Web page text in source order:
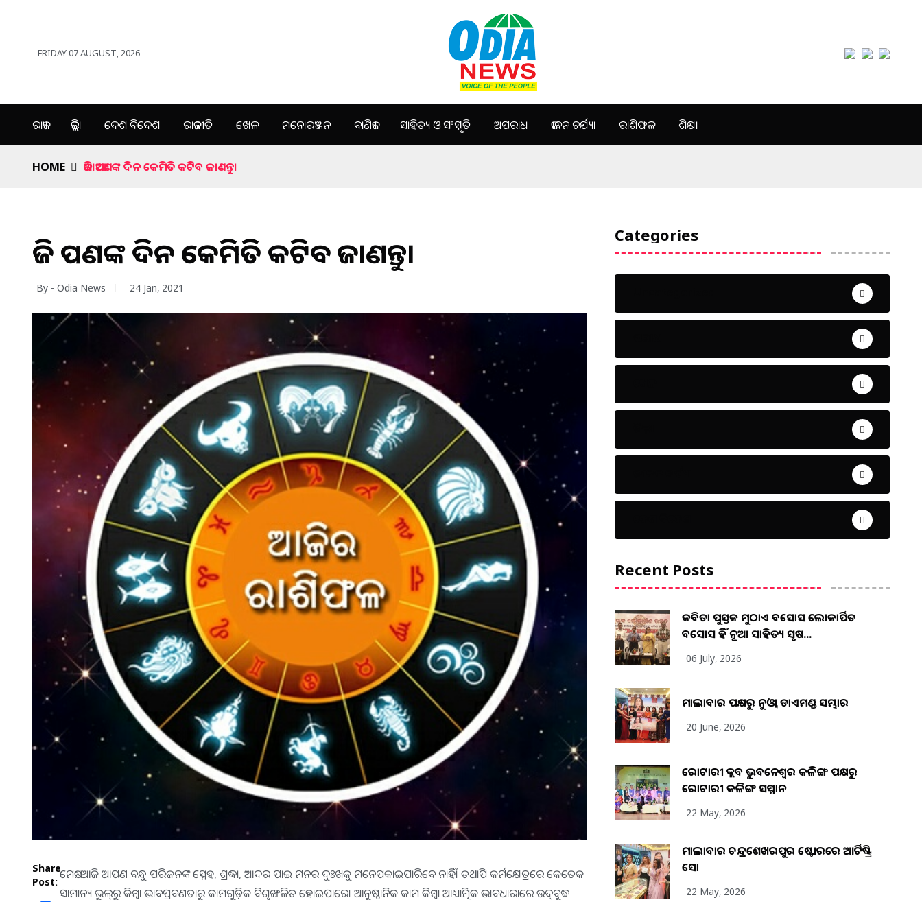
FRIDAY 07 AUGUST, 2026
ରାଜ୍ୟ ଜିଲ୍ଲା ଦେଶ ବିଦେଶ ରାଜନୀତି ଖେଳ ମନୋରଞ୍ଜନ ବାଣିଜ୍ୟ ସାହିତ୍ୟ ଓ ସଂସ୍କୃତି ଅପରାଧ ଜୀବନ ଚର୍ଯ୍ୟା ରାଶିଫଳ ଶିକ୍ଷା
HOME ଆଜି ଆପଣଙ୍କ ଦିନ କେମିତି କଟିବ ଜାଣନ୍ତୁ।
ଆଜି ଆପଣଙ୍କ ଦିନ କେମିତି କଟିବ ଜାଣନ୍ତୁ।
By - Odia News 24 Jan, 2021
Share
Post:
ମେଷ:-ଆଜି ଆପଣ ବନ୍ଧୁ ପରିଜନଙ୍କ ସ୍ନେହ, ଶ୍ରଦ୍ଧା, ଆଦର ପାଇ ମନର ଦୁଃଖକୁ ମନେପକାଇପାରିବେ ନାହିଁ। ତଥାପି କର୍ମକ୍ଷେତ୍ରରେ କେତେକ
ସାମାନ୍ୟ ଭୁଲ୍‌ରୁ କିମ୍ବା ଭାବପ୍ରବଣତାରୁ କାମଗୁଡ଼ିକ ବିଶୃଙ୍ଖଳିତ ହୋଇପାରେ। ଆନୁଷ୍ଠାନିକ କାମ କିମ୍ବା ଆଧ୍ୟାତ୍ମିକ ଭାବଧାରାରେ ଉଦ୍‌ବୁଦ୍ଧ
Categories
Recent Posts
କବିତା ପୁସ୍ତକ ମୁଠାଏ ଅବସୋସ ଲୋକାର୍ପିତ
ଅବସୋସ ହିଁ ନୂଆ ସାହିତ୍ୟ ସୃଷ...
06 July, 2026
ମାଲାବାର ପକ୍ଷରୁ ନୁଓ୍ବା ଡାଏମଣ୍ଡ ସମ୍ଭାର
20 June, 2026
ରୋଟାରୀ କ୍ଲବ ଭୁବନେଶ୍ୱର କଳିଙ୍ଗ ପକ୍ଷରୁ
ରୋଟାରୀ କଳିଙ୍ଗ ସମ୍ମାନ
22 May, 2026
ମାଲାବାର ଚନ୍ଦ୍ରଶେଖରପୁର ଷ୍ଟୋରରେ ଆର୍ଟିଷ୍ଟ୍ରି
ସୋ
22 May, 2026